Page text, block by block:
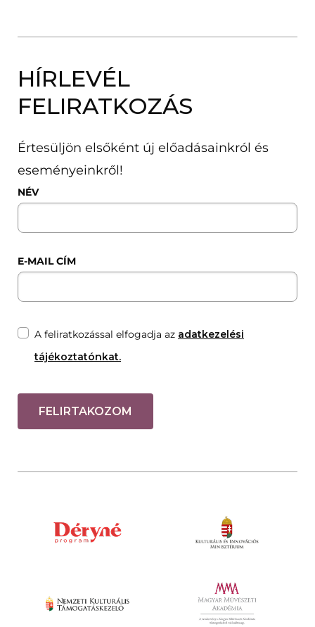
HÍRLEVÉL
FELIRATKOZÁS
Értesüljön elsőként új előadásainkról és
eseményeinkről!
NÉV
E-MAIL CÍM
A feliratkozással elfogadja az adatkezelési
tájékoztatónkat.
FELIRTAKOZOM